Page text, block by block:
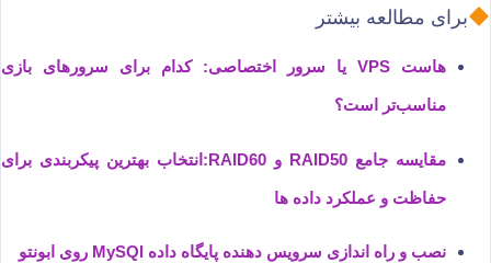
برای مطالعه بیشتر
هاست VPS یا سرور اختصاصی: کدام برای سرورهای بازی
مناسب‌تر است؟
مقایسه جامع RAID50 و RAID60:انتخاب بهترین پیکربندی برای
حفاظت و عملکرد داده ها
نصب و راه اندازی سرویس دهنده پایگاه داده MySQl روی ابونتو